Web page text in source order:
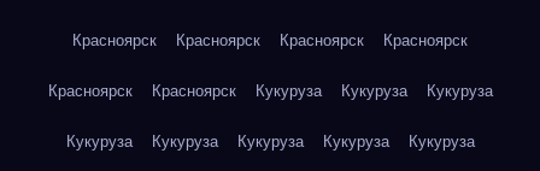
Красноярск Красноярск Красноярск Красноярск
Красноярск Красноярск Кукуруза Кукуруза Кукуруза
Кукуруза Кукуруза Кукуруза Кукуруза Кукуруза